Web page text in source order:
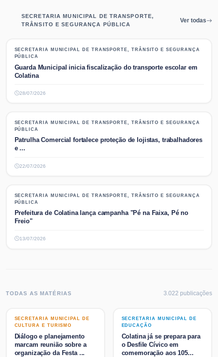
SECRETARIA MUNICIPAL DE TRANSPORTE,
TRÂNSITO E SEGURANÇA PÚBLICA
Ver todas
SECRETARIA MUNICIPAL DE TRANSPORTE, TRÂNSITO E SEGURANÇA
PÚBLICA
SECRETARIA MUNICIPAL DE TRANSPORTE, TRÂNSITO E SEGURANÇA
PÚBLICA
Guarda Municipal inicia fiscalização do transporte escolar em
Colatina
28/07/2026
SECRETARIA MUNICIPAL DE TRANSPORTE, TRÂNSITO E SEGURANÇA
PÚBLICA
SECRETARIA MUNICIPAL DE TRANSPORTE, TRÂNSITO E SEGURANÇA
PÚBLICA
Patrulha Comercial fortalece proteção de lojistas, trabalhadores
e ...
22/07/2026
SECRETARIA MUNICIPAL DE TRANSPORTE, TRÂNSITO E SEGURANÇA
PÚBLICA
SECRETARIA MUNICIPAL DE TRANSPORTE, TRÂNSITO E SEGURANÇA
PÚBLICA
Prefeitura de Colatina lança campanha "Pé na Faixa, Pé no
Freio"
13/07/2026
TODAS AS MATÉRIAS 3.022 publicações
SECRETARIA MUNICIPAL DE
CULTURA E TURISMO
SECRETARIA MUNICIPAL DE
CULTURA E TURISMO
Diálogo e planejamento
marcam reunião sobre a
organização da Festa ...
SECRETARIA MUNICIPAL DE
EDUCAÇÃO
SECRETARIA MUNICIPAL DE
EDUCAÇÃO
Colatina já se prepara para
o Desfile Cívico em
comemoração aos 105...